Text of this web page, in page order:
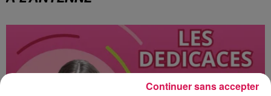
Continuer sans accepter